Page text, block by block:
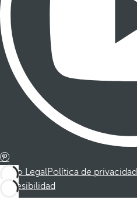
Aviso LegalPolítica de privacidad
Accesibilidad